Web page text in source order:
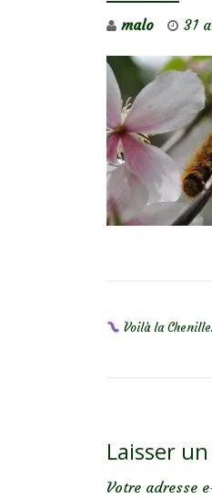
malo 31
Voilà la
Laisser
Votre adresse